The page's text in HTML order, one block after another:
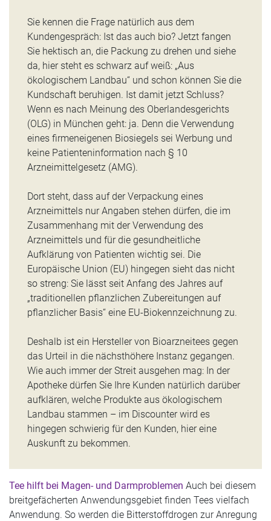
Sie kennen die Frage natürlich aus dem
Kundengespräch: Ist das auch bio? Jetzt fangen
Sie hektisch an, die Packung zu drehen und siehe
da, hier steht es schwarz auf weiß: „Aus
ökologischem Landbau“ und schon können Sie die
Kundschaft beruhigen. Ist damit jetzt Schluss?
Wenn es nach Meinung des Oberlandesgerichts
(OLG) in München geht: ja. Denn die Verwendung
eines firmeneigenen Biosiegels sei Werbung und
keine Patienteninformation nach § 10
Arzneimittelgesetz (AMG).
Dort steht, dass auf der Verpackung eines
Arzneimittels nur Angaben stehen dürfen, die im
Zusammenhang mit der Verwendung des
Arzneimittels und für die gesundheitliche
Aufklärung von Patienten wichtig sei. Die
Europäische Union (EU) hingegen sieht das nicht
so streng: Sie lässt seit Anfang des Jahres auf
„traditionellen pflanzlichen Zubereitungen auf
pflanzlicher Basis“ eine EU-Biokennzeichnung zu.
Deshalb ist ein Hersteller von Bioarzneitees gegen
das Urteil in die nächsthöhere Instanz gegangen.
Wie auch immer der Streit ausgehen mag: In der
Apotheke dürfen Sie Ihre Kunden natürlich darüber
aufklären, welche Produkte aus ökologischem
Landbau stammen – im Discounter wird es
hingegen schwierig für den Kunden, hier eine
Auskunft zu bekommen.
Tee hilft bei Magen- und Darmproblemen Auch bei diesem
breitgefächerten Anwendungsgebiet finden Tees vielfach
Anwendung. So werden die Bitterstoffdrogen zur Anregung